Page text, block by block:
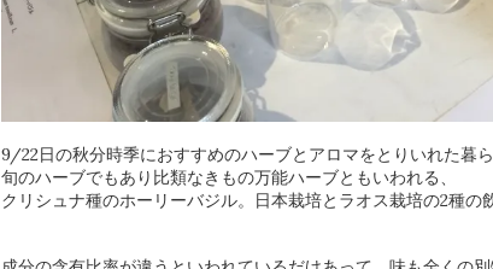
9/22日の秋分時季におすすめのハーブとアロマをとりいれた暮
旬のハーブでもあり比類なきもの万能ハーブともいわれる、
クリシュナ種のホーリーバジル。日本栽培とラオス栽培の2種の